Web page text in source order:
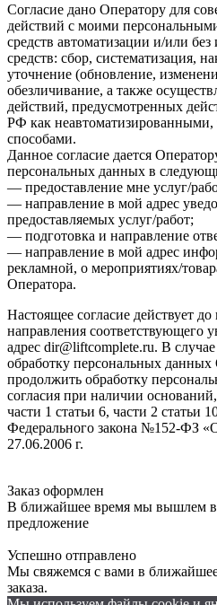
Согласие дано Оператору для
действий с моими
средств автоматизации и/или без
средств: сбор, систематизация,
уточнение (обновление,
обезличивание, а также
действий, предусмотренных
РФ как
способами.
Данное согласие дается
персональных данных в
— предоставление мне услуг/
— направление в мой адрес
предоставляемых услуг/работ;
— подготовка и направление
— направление в мой адрес
рекламной, о мероприятиях/
Оператора.
Настоящее согласие действует
направления соответствующего
адрес dir@liftcomplete.ru. В
обработку персональных данных
продолжить обработку
согласия при наличии
части 1 статьи 6, части 2 статьи
Федерального закона №152-ФЗ
27.06.2006 г.
Заказ оформлен
В ближайшее время мы вышлем
предложение
Успешно отправлено
Мы свяжемся с вами в
заказа.